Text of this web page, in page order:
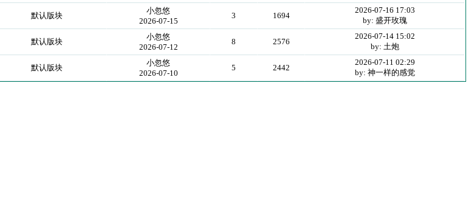
默认版块
小忽悠
2026-07-15
3 1694
2026-07-16 17:03
by: 盛开玫瑰
默认版块
小忽悠
2026-07-12
8 2576
2026-07-14 15:02
by: 土炮
默认版块
小忽悠
2026-07-10
5 2442
2026-07-11 02:29
by: 神一样的感觉